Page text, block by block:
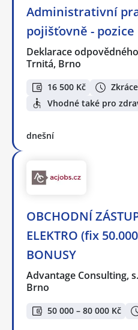
Administrativní
pojišťovně - pozice
Deklarace
Trnitá, Brno
16 500 Kč
Vhodné také pro
dnešní
OBCHODNÍ
ELEKTRO (fix
BONUSY
Advantage Consulting,
Brno
50 000 – 80 000 Kč